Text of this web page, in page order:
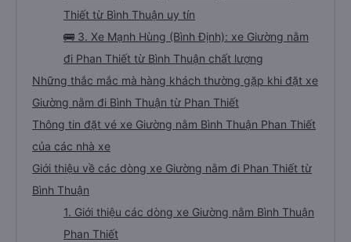
Thiết từ Bình Thuận uy tín
🚌 3. Xe Mạnh Hùng (Bình Định): xe Giường nằm
đi Phan Thiết từ Bình Thuận chất lượng
Những thắc mắc mà hàng khách thường gặp khi đặt xe
Giường nằm đi Bình Thuận từ Phan Thiết
Thông tin đặt vé xe Giường nằm Bình Thuận Phan Thiết
của các nhà xe
Giới thiệu về các dòng xe Giường nằm đi Phan Thiết từ
Bình Thuận
1. Giới thiệu các dòng xe Giường nằm Bình Thuận
Phan Thiết